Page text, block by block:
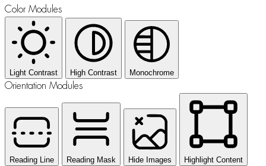
Color Modules
Light Contrast High Contrast Monochrome
Orientation Modules
Reading Line Reading Mask Hide Images Highlight Content